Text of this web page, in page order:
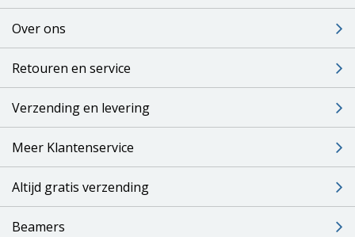
Over ons
Retouren en service
Verzending en levering
Meer Klantenservice
Altijd gratis verzending
Beamers